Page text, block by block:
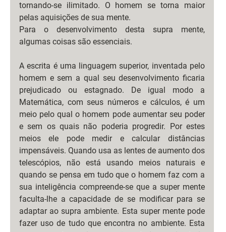
tornando-se ilimitado. O homem se torna maior
pelas aquisições de sua mente.
Para o desenvolvimento desta supra mente,
algumas coisas são essenciais.
A escrita é uma linguagem superior, inventada pelo
homem e sem a qual seu desenvolvimento ficaria
prejudicado ou estagnado. De igual modo a
Matemática, com seus números e cálculos, é um
meio pelo qual o homem pode aumentar seu poder
e sem os quais não poderia progredir. Por estes
meios ele pode medir e calcular distâncias
impensáveis. Quando usa as lentes de aumento dos
telescópios, não está usando meios naturais e
quando se pensa em tudo que o homem faz com a
sua inteligência compreende-se que a super mente
faculta-lhe a capacidade de se modificar para se
adaptar ao supra ambiente. Esta super mente pode
fazer uso de tudo que encontra no ambiente. Esta